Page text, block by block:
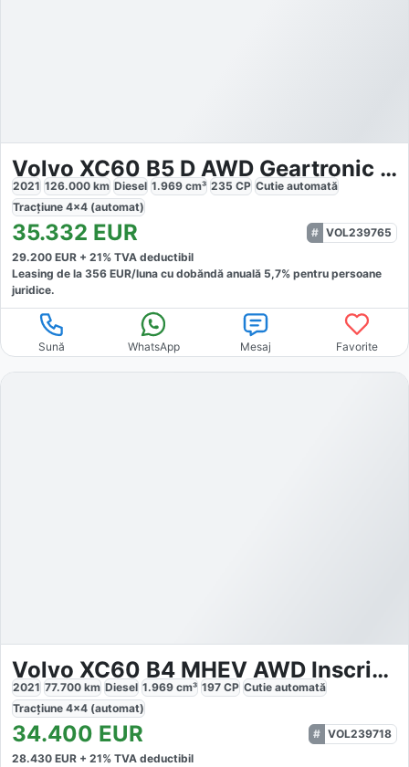
Volvo XC60 B5 D AWD Geartronic Inscription
2021 126.000 km Diesel 1.969 cm³ 235 CP Cutie automată
Tracțiune 4x4 (automat)
35.332 EUR
VOL239765
29.200 EUR + 21% TVA deductibil
Leasing de la 356 EUR/luna cu dobăndă anuală 5,7% pentru persoane
juridice.
Sună WhatsApp Mesaj Favorite
Volvo XC60 B4 MHEV AWD Inscription
2021 77.700 km Diesel 1.969 cm³ 197 CP Cutie automată
Tracțiune 4x4 (automat)
34.400 EUR
VOL239718
28.430 EUR + 21% TVA deductibil